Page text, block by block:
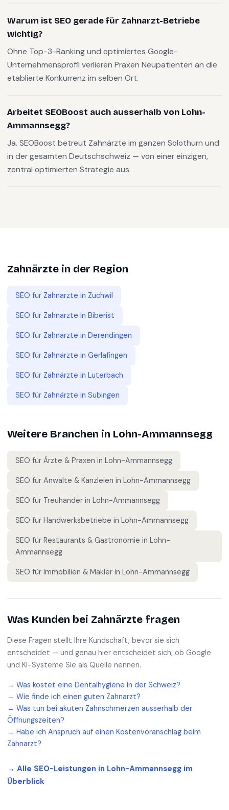
Warum ist SEO gerade für Zahnarzt-Betriebe
wichtig?
Ohne Top-3-Ranking und optimiertes Google-
Unternehmensprofil verlieren Praxen Neupatienten an die
etablierte Konkurrenz im selben Ort.
Arbeitet SEOBoost auch ausserhalb von Lohn-
Ammannsegg?
Ja. SEOBoost betreut Zahnärzte im ganzen Solothurn und
in der gesamten Deutschschweiz — von einer einzigen,
zentral optimierten Strategie aus.
Zahnärzte in der Region
SEO für Zahnärzte in Zuchwil
SEO für Zahnärzte in Biberist
SEO für Zahnärzte in Derendingen
SEO für Zahnärzte in Gerlafingen
SEO für Zahnärzte in Luterbach
SEO für Zahnärzte in Subingen
Weitere Branchen in Lohn-Ammannsegg
SEO für Ärzte & Praxen in Lohn-Ammannsegg
SEO für Anwälte & Kanzleien in Lohn-Ammannsegg
SEO für Treuhänder in Lohn-Ammannsegg
SEO für Handwerksbetriebe in Lohn-Ammannsegg
SEO für Restaurants & Gastronomie in Lohn-
Ammannsegg
SEO für Immobilien & Makler in Lohn-Ammannsegg
Was Kunden bei Zahnärzte fragen
Diese Fragen stellt Ihre Kundschaft, bevor sie sich
entscheidet — und genau hier entscheidet sich, ob Google
und KI-Systeme Sie als Quelle nennen.
→ Was kostet eine Dentalhygiene in der Schweiz?
→ Wie finde ich einen guten Zahnarzt?
→ Was tun bei akuten Zahnschmerzen ausserhalb der
Öffnungszeiten?
→ Habe ich Anspruch auf einen Kostenvoranschlag beim
Zahnarzt?
→ Alle SEO-Leistungen in Lohn-Ammannsegg im
Überblick